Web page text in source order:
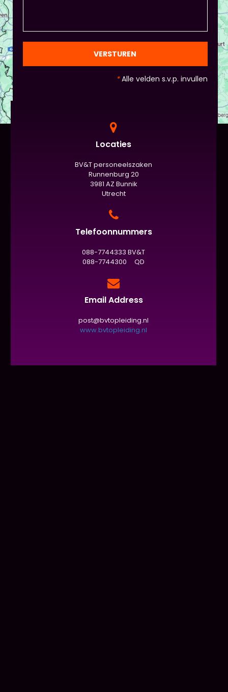
en die van Piet en vervolgens de deelnemers:
gezien de eindpresentaties van 5 minuten de
officiële/vaste werkvorm zijn. Voor beginners is het
evaluatieformulier niet :)
VERSTUREN
*Alle velden s.v.p. invullen
Locaties
BV&T personeelszaken
Runnenburg 20
3981 AZ Bunnik
Utrecht
Telefoonnummers
088-7744333 BV&T
088-7744300 QD
Email Address
post@bvtopleiding.nl
www.bvtopleiding.nl